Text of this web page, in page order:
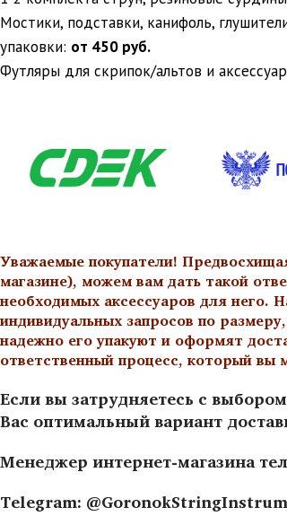
Мостики, подставки, канифоль,
упаковки: от 450 руб.
Футляры для скрипок/альтов и
Уважаемые покупатели!
магазине), можем вам дать такой
необходимых аксессуаров для него.
индивидуальных запросов по
надежно его упакуют и оформят
ответственный процесс, который вы
Если вы затрудняетесь с
Вас оптимальный вариант
Менеджер интернет-магазина
Telegram: